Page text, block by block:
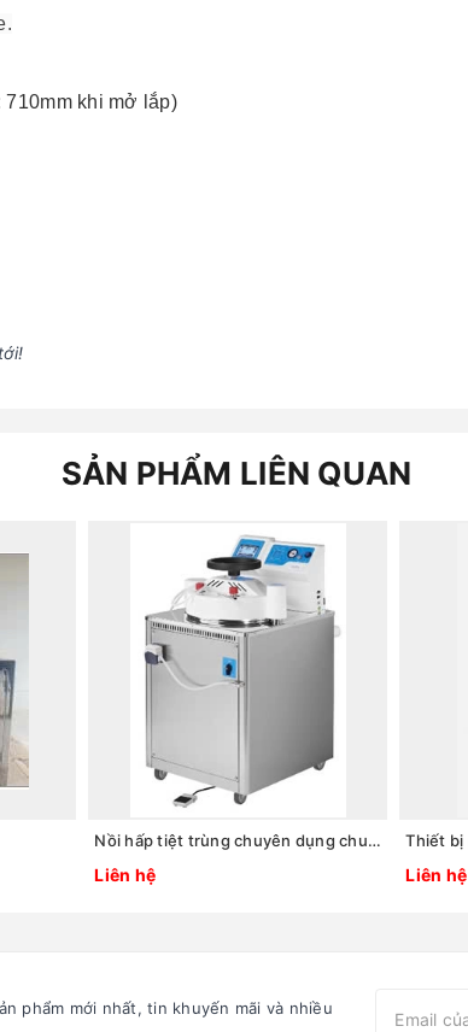
710mm khi mở lắp)
SẢN PHẨM LIÊN QUAN
Nồi hấp tiệt trùng chuyên dụng chuẩn bị môi trường nuôi cấy. Model: AE-40-MP
Liên hệ Liên hệ
phẩm mới nhất, tin khuyến mãi và nhiều